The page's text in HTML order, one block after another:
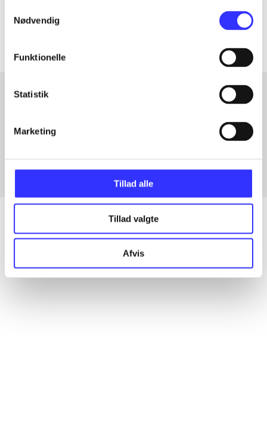
Nødvendig
Funktionelle
Statistik
Marketing
Tillad alle
Tillad valgte
Afvis
Artiklerne i
Fra
Alle registrerede artikler fordelt på udgivelser